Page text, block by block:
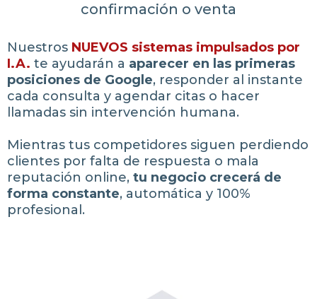
confirmación o venta
Nuestros NUEVOS sistemas impulsados por
I.A. te ayudarán a aparecer en las primeras
posiciones de Google, responder al instante
cada consulta y agendar citas o hacer
llamadas sin intervención humana.
Mientras tus competidores siguen perdiendo
clientes por falta de respuesta o mala
reputación online, tu negocio crecerá de
forma constante, automática y 100%
profesional.